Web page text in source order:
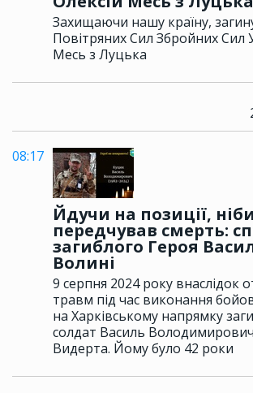
Захищаючи нашу країну,
Повітряних Сил Збройних Сил
Месь з Луцька
08:17
Йдучи на позиції, ніби
передчував смерть:
загиблого Героя
Волині
9 серпня 2024 року внаслідок
травм під час виконання
на Харківському напрямку
солдат Василь
Видерта. Йому було 42 роки